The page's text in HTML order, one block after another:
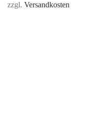
zzgl. Versandkosten